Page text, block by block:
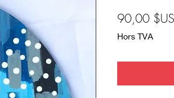
90,00 $US
Hors TVA